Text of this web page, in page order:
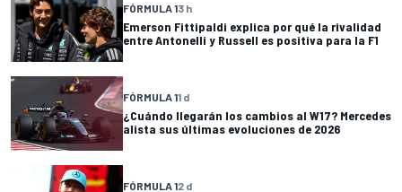
FÓRMULA 13 h
Emerson Fittipaldi explica por qué la rivalidad
entre Antonelli y Russell es positiva para la F1
FÓRMULA 11 d
¿Cuándo llegarán los cambios al W17? Mercedes
alista sus últimas evoluciones de 2026
FÓRMULA 12 d